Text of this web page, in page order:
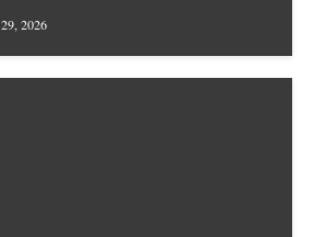
2026